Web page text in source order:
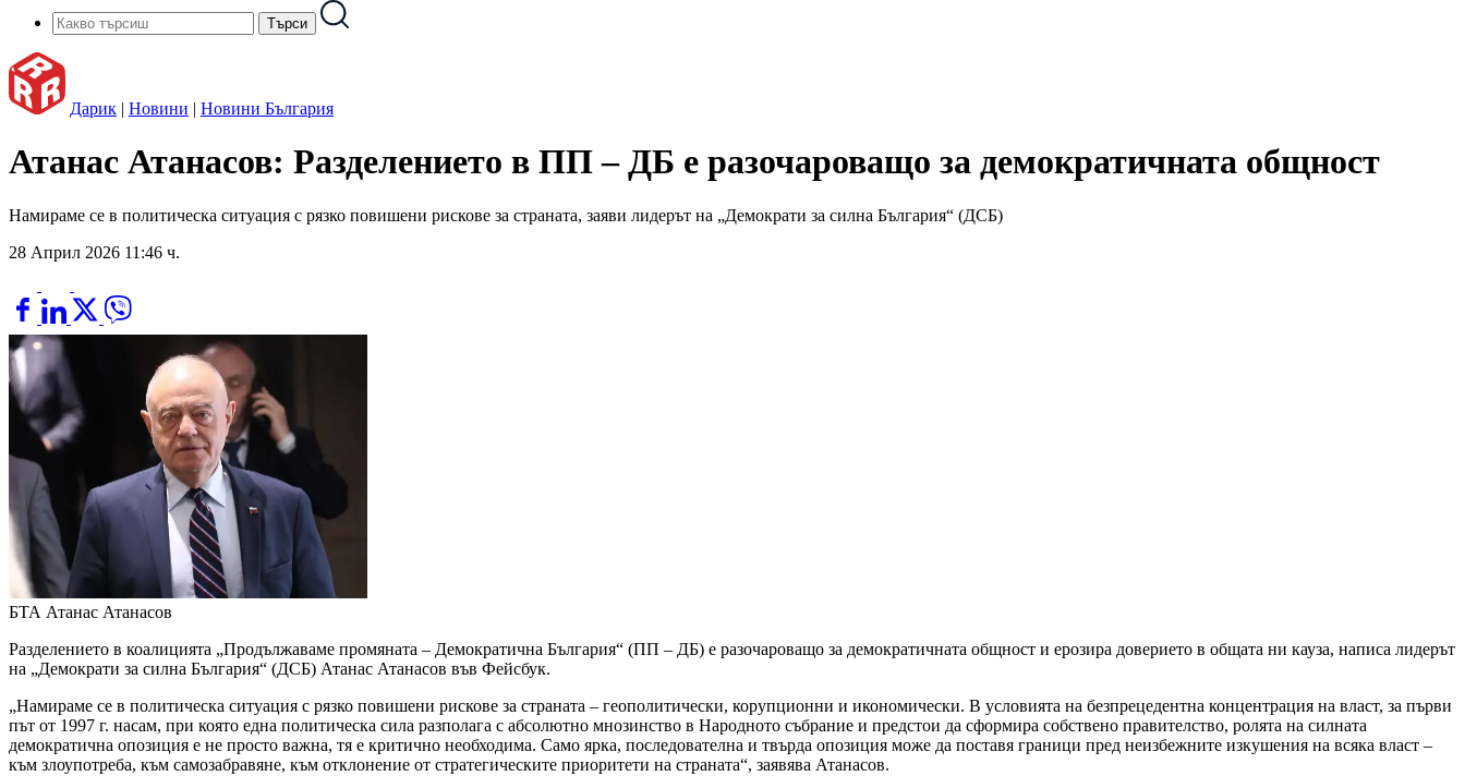
Дарик | Новини | Новини България
Атанас Атанасов: Разделението в ПП – ДБ е разочароващо за демократичната общност
Намираме се в политическа ситуация с рязко повишени рискове за страната, заяви лидерът на „Демократи за силна България“ (ДСБ)
28 Април 2026 11:46 ч.
БТА Атанас Атанасов
Разделението в коалицията „Продължаваме промяната – Демократична България“ (ПП – ДБ) е разочароващо за демократичната общност и ерозира доверието в общата ни кауза, написа лидерът
на „Демократи за силна България“ (ДСБ) Атанас Атанасов във Фейсбук.
„Намираме се в политическа ситуация с рязко повишени рискове за страната – геополитически, корупционни и икономически. В условията на безпрецедентна концентрация на власт, за първи
път от 1997 г. насам, при която една политическа сила разполага с абсолютно мнозинство в Народното събрание и предстои да сформира собствено правителство, ролята на силната
демократична опозиция е не просто важна, тя е критично необходима. Само ярка, последователна и твърда опозиция може да поставя граници пред неизбежните изкушения на всяка власт –
към злоупотреба, към самозабравяне, към отклонение от стратегическите приоритети на страната“, заявява Атанасов.